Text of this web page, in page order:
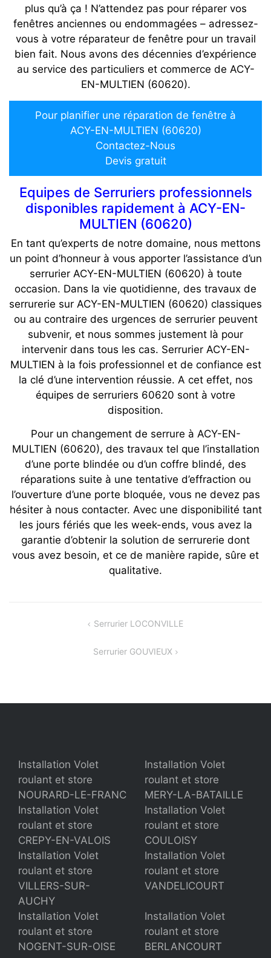
plus qu’à ça ! N’attendez pas pour réparer vos
fenêtres anciennes ou endommagées – adressez-
vous à votre réparateur de fenêtre pour un travail
bien fait. Nous avons des décennies d’expérience
au service des particuliers et commerce de ACY-
EN-MULTIEN (60620).
Pour planifier une réparation de fenêtre à
ACY-EN-MULTIEN (60620)
Contactez-Nous
Devis gratuit
Equipes de Serruriers professionnels
disponibles rapidement à ACY-EN-
MULTIEN (60620)
En tant qu’experts de notre domaine, nous mettons
un point d’honneur à vous apporter l’assistance d’un
serrurier ACY-EN-MULTIEN (60620) à toute
occasion. Dans la vie quotidienne, des travaux de
serrurerie sur ACY-EN-MULTIEN (60620) classiques
ou au contraire des urgences de serrurier peuvent
subvenir, et nous sommes justement là pour
intervenir dans tous les cas. Serrurier ACY-EN-
MULTIEN à la fois professionnel et de confiance est
la clé d’une intervention réussie. A cet effet, nos
équipes de serruriers 60620 sont à votre
disposition.
Pour un changement de serrure à ACY-EN-
MULTIEN (60620), des travaux tel que l’installation
d’une porte blindée ou d’un coffre blindé, des
réparations suite à une tentative d’effraction ou
l’ouverture d’une porte bloquée, vous ne devez pas
hésiter à nous contacter. Avec une disponibilité tant
les jours fériés que les week-ends, vous avez la
garantie d’obtenir la solution de serrurerie dont
vous avez besoin, et ce de manière rapide, sûre et
qualitative.
Serrurier LOCONVILLE
Serrurier GOUVIEUX
Installation Volet
roulant et store
NOURARD-LE-FRANC
Installation Volet
roulant et store
MERY-LA-BATAILLE
Installation Volet
roulant et store
CREPY-EN-VALOIS
Installation Volet
roulant et store
COULOISY
Installation Volet
roulant et store
VILLERS-SUR-
AUCHY
Installation Volet
roulant et store
VANDELICOURT
Installation Volet
roulant et store
NOGENT-SUR-OISE
Installation Volet
roulant et store
BERLANCOURT